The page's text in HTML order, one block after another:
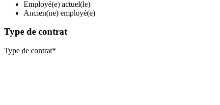
Employé(e) actuel(le)
Ancien(ne) employé(e)
Type de contrat
Type de contrat*